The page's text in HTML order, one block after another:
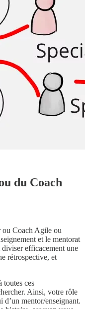
du Coach
ou Coach Agile ou
et le mentorat
diviser efficacement une
rétrospective, et
toutes ces
Ainsi, votre rôle
d’un mentor/enseignant.